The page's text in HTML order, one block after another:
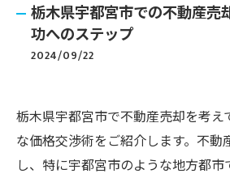
栃木県宇都宮市での不動産売
功へのステップ
2024/09/22
栃木県宇都宮市で不動産売却を考え
な価格交渉術をご紹介します。不動
し、特に宇都宮市のような地方都